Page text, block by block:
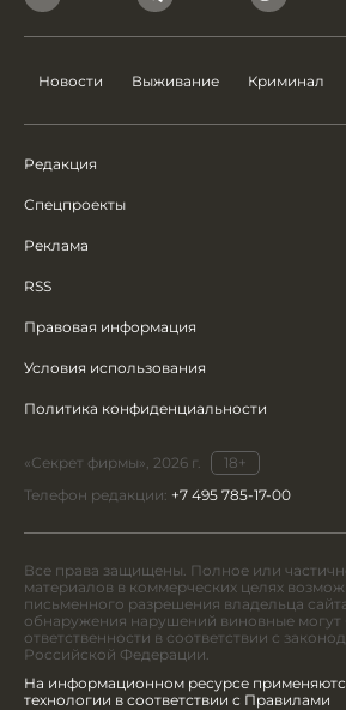
Новости Выживание Криминал
Редакция
Спецпроекты
Реклама
RSS
Правовая информация
Условия использования
Политика конфиденциальности
«Секрет фирмы», 2026 г.
18+
Телефон редакции: +7 495 785-17-00
Все права защищены. Полное или
материалов в коммерческих целях
письменного разрешения владельца
обнаружения нарушений виновные могут
ответственности в соответствии с
Российской Федерации.
На информационном ресурсе
технологии в соответствии с Правилами